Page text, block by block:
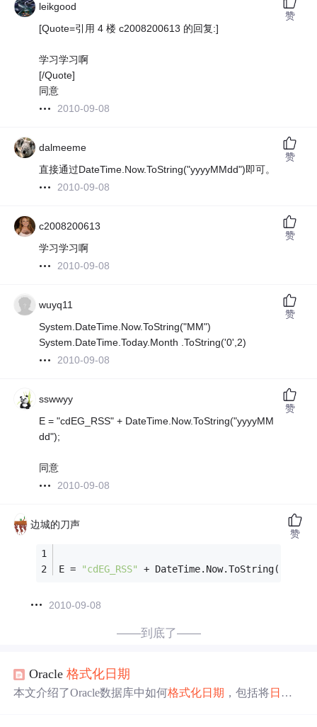
leikgood
[Quote=引用 4 楼 c2008200613 的回复:]
学习学习啊
[/Quote]
同意
2010-09-08
赞
dalmeeme
直接通过DateTime.Now.ToString("yyyyMMdd")即可。
2010-09-08
赞
c2008200613
学习学习啊
2010-09-08
赞
wuyq11
System.DateTime.Now.ToString("MM")
System.DateTime.Today.Month .ToString('0',2)
2010-09-08
赞
sswwyy
E = "cdEG_RSS" + DateTime.Now.ToString("yyyyMM
dd");
同意
2010-09-08
赞
边城的刀声
E = "cdEG_RSS" + DateTime.Now.ToString(
2010-09-08
赞
——到底了——
Oracle格式化 日期
本文介绍了Oracle数据库中如何格式化日期 ，包括将 日期